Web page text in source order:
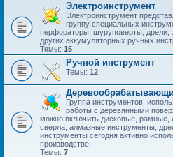
Электроинструмент
Электроинструмент
группу специальных
перфораторы, шуруповерты, дрели,
других аккумуляторных ручных
Темы: 15
Ручной инструмент
Темы: 12
Группа инструментов,
работы с деревянными
можно включить дисковые, рамные,
сверла, алмазные инструменты,
инструменты сегодня активно
производстве.
Темы: 7